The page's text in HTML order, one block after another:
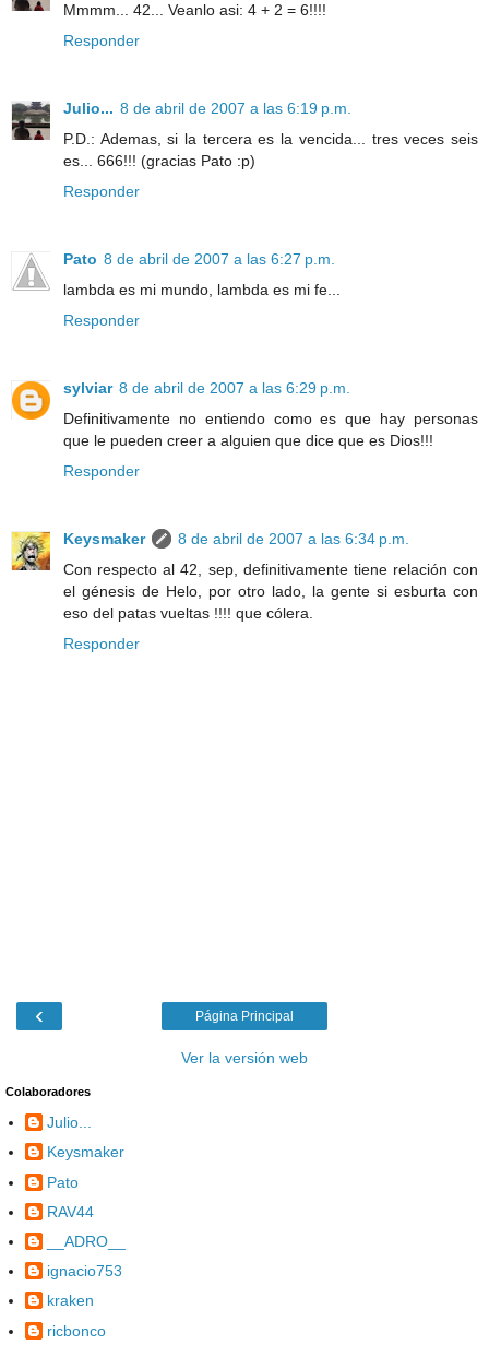
Mmmm... 42... Veanlo asi: 4 + 2 = 6!!!!
Responder
Julio... 8 de abril de 2007 a las 6:19 p.m.
P.D.: Ademas, si la tercera es la vencida... tres veces seis
es... 666!!! (gracias Pato :p)
Responder
Pato 8 de abril de 2007 a las 6:27 p.m.
lambda es mi mundo, lambda es mi fe...
Responder
sylviar 8 de abril de 2007 a las 6:29 p.m.
Definitivamente no entiendo como es que hay personas
que le pueden creer a alguien que dice que es Dios!!!
Responder
Keysmaker
8 de abril de 2007 a las 6:34 p.m.
Con respecto al 42, sep, definitivamente tiene relación con
el génesis de Helo, por otro lado, la gente si esburta con
eso del patas vueltas !!!! que cólera.
Responder
‹ Página Principal
Ver la versión web
Colaboradores
Julio...
Keysmaker
Pato
RAV44
__ADRO__
ignacio753
kraken
ricbonco